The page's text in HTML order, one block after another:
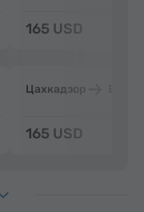
165 USD
Цахкадзор
165 USD